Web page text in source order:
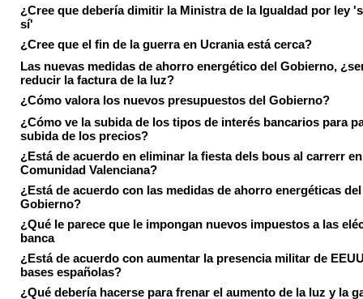
¿Cree que debería dimitir la Ministra de la Igualdad por ley
sí'
¿Cree que el fin de la guerra en Ucrania está cerca?
Las nuevas medidas de ahorro energético del Gobierno,
reducir la factura de la luz?
¿Cómo valora los nuevos presupuestos del Gobierno?
¿Cómo ve la subida de los tipos de interés bancarios para
subida de los precios?
¿Está de acuerdo en eliminar la fiesta dels bous al carrerr
Comunidad Valenciana?
¿Está de acuerdo con las medidas de ahorro energéticas del
Gobierno?
¿Qué le parece que le impongan nuevos impuestos a las
banca
¿Está de acuerdo con aumentar la presencia militar de
bases españolas?
¿Qué debería hacerse para frenar el aumento de la luz y la